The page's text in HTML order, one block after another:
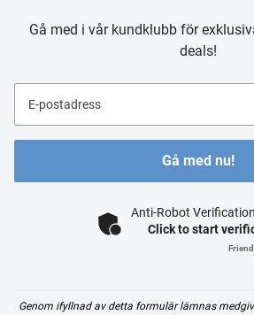
Gå med i vår kundklubb för
deals!
E-postadress
Gå med nu!
Anti-Robot Verification
Click to start
Genom ifyllnad av detta formulär lämnas